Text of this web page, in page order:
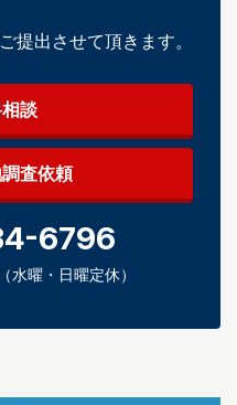
提出させて頂きます。
談
査依頼
6796
水曜・日曜定休）